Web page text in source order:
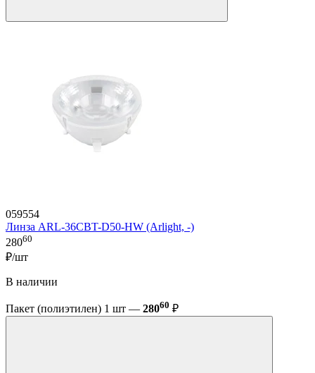
059554
Линза ARL-36CBT-D50-HW (Arlight, -)
28060
₽/шт
В наличии
Пакет (полиэтилен) 1 шт — 28060 ₽